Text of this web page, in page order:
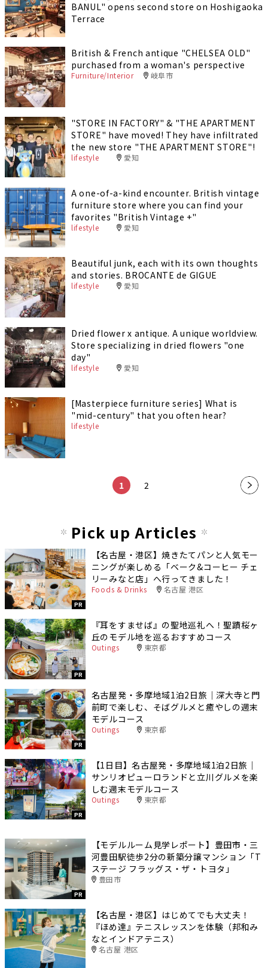
BANUL" opens second store on Hoshigaoka
Terrace
British & French antique "CHELSEA OLD"
purchased from a woman's perspective
Furniture/Interior 岐阜市
"STORE IN FACTORY" & "THE APARTMENT
STORE" have moved! They have infiltrated
the new store "THE APARTMENT STORE"!
lifestyle 愛知
A one-of-a-kind encounter. British vintage
furniture store where you can find your
favorites "British Vintage +"
lifestyle 愛知
Beautiful junk, each with its own thoughts
and stories. BROCANTE de GIGUE
lifestyle 愛知
Dried flower x antique. A unique worldview.
Store specializing in dried flowers "one
day"
lifestyle 愛知
[Masterpiece furniture series] What is
"mid-century" that you often hear?
lifestyle
1 2
Pick up Articles
PR
【名古屋・港区】焼きたてパンと人気モー
ニングが楽しめる「ベーク&コーヒー チェ
リーみなと店」へ行ってきました！
Foods & Drinks 名古屋 港区
PR
『耳をすませば』の聖地巡礼へ！聖蹟桜ヶ
丘のモデル地を巡るおすすめコース
Outings 東京都
PR
名古屋発・多摩地域1泊2日旅｜深大寺と門
前町で楽しむ、そばグルメと癒やしの週末
モデルコース
Outings 東京都
PR
【1日目】名古屋発・多摩地域1泊2日旅｜
サンリオピューロランドと立川グルメを楽
しむ週末モデルコース
Outings 東京都
PR
【モデルルーム見学レポート】豊田市・三
河豊田駅徒歩2分の新築分譲マンション「T
ステージ フラッグス・ザ・トヨタ」
豊田市
【名古屋・港区】はじめてでも大丈夫！
『ほめ達』テニスレッスンを体験（邦和み
なとインドアテニス）
名古屋 港区